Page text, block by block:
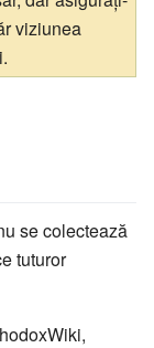
viziunea
se colectează
tuturor